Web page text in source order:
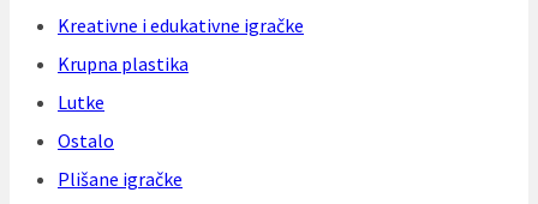
Kreativne i edukativne igračke
Krupna plastika
Lutke
Ostalo
Plišane igračke